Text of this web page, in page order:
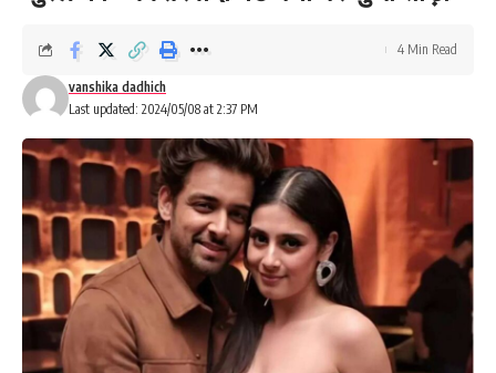
Last updated: 2024/05/08 at 2:37 PM
vanshika dadhich
4 Min Read